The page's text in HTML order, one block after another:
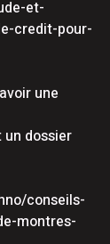
et-
credit-pour-
une
dossier
conseils-
montres-